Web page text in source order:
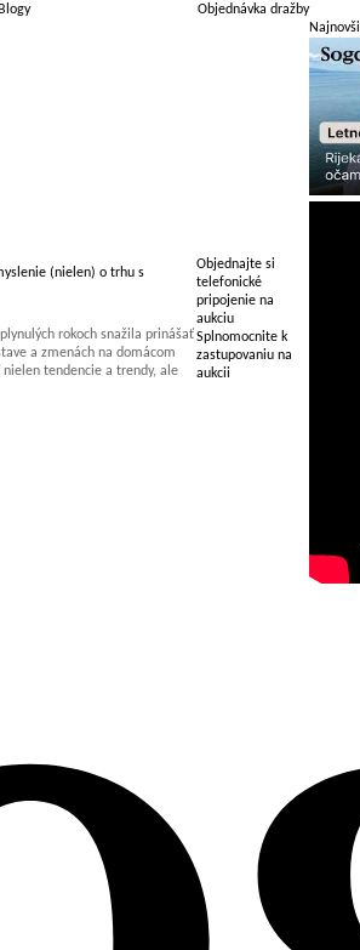
Blogy Objednávka dražby
(nielen) o trhu s
rokoch snažila prinášať
a zmenách na domácom
tendencie a trendy, ale
Objednajte si
telefonické
pripojenie na
aukciu
Splnomocnite k
zastupovaniu na
aukcii